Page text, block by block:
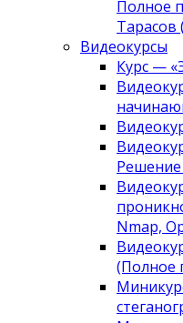
Полное
Тарасов
Видеокурсы
Курс —
Решение
Nmap,
(Полное